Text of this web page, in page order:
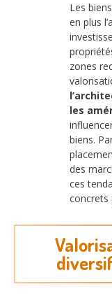
Les
en plus
zones
les
biens.
des
ces
concrets